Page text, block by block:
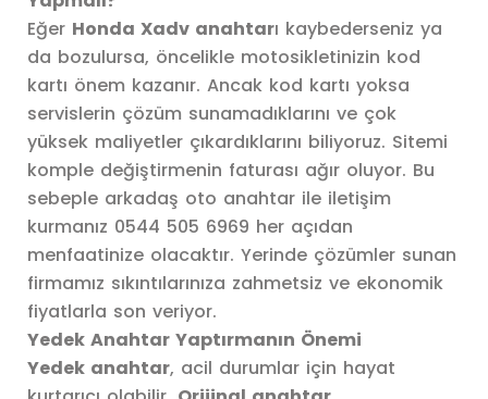
Eğer Honda Xadv anahtarı kaybederseniz ya
da bozulursa, öncelikle motosikletinizin kod
kartı önem kazanır. Ancak kod kartı yoksa
servislerin çözüm sunamadıklarını ve çok
yüksek maliyetler çıkardıklarını biliyoruz. Sitemi
komple değiştirmenin faturası ağır oluyor. Bu
sebeple arkadaş oto anahtar ile iletişim
kurmanız 0544 505 6969 her açıdan
menfaatinize olacaktır. Yerinde çözümler sunan
firmamız sıkıntılarınıza zahmetsiz ve ekonomik
fiyatlarla son veriyor.
Yedek Anahtar Yaptırmanın Önemi
Yedek anahtar, acil durumlar için hayat